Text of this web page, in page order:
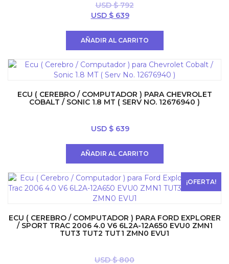
USD $792
El
$ 792.
USD $639El
$ 639.
AÑADIR AL CARRITO
ECU ( CEREBRO / COMPUTADOR ) PARA CHEVROLET
COBALT / SONIC 1.8 MT ( SERV NO. 12676940 )
USD $639
AÑADIR AL CARRITO
¡OFERTA!
ECU ( CEREBRO / COMPUTADOR ) PARA FORD EXPLORER
/ SPORT TRAC 2006 4.0 V6 6L2A-12A650 EVU0 ZMN1
TUT3 TUT2 TUT1 ZMN0 EVU1
USD $800